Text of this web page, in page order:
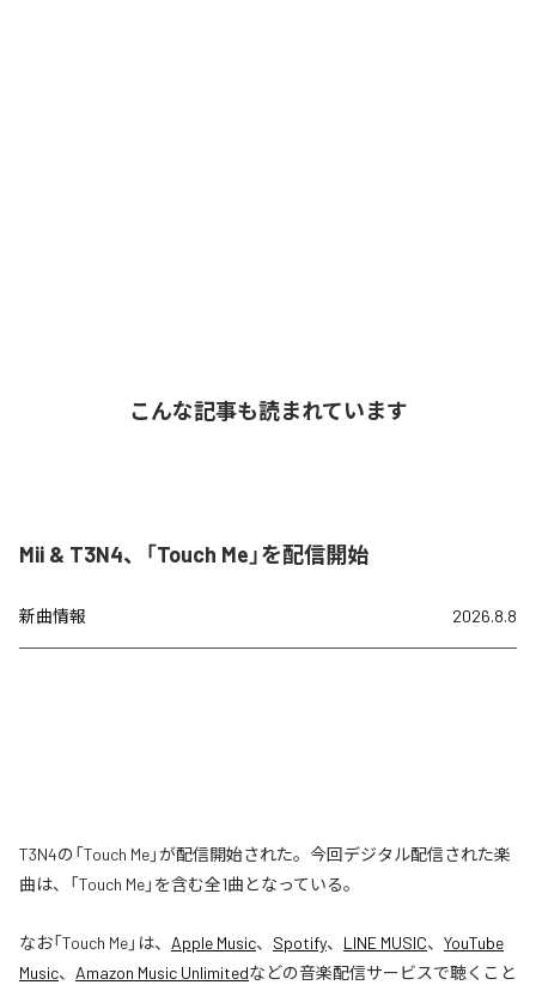
こんな記事も読まれています
Mii & T3N4、「Touch Me」を配信開始
新曲情報 2026.8.8
T3N4の「Touch Me」が配信開始された。今回デジタル配信された楽
曲は、「Touch Me」を含む全1曲となっている。
なお「Touch Me」は、 Apple Music、 Spotify、 LINE MUSIC、 YouTube
Music、 Amazon Music Unlimitedなどの音楽配信サービスで聴くこと